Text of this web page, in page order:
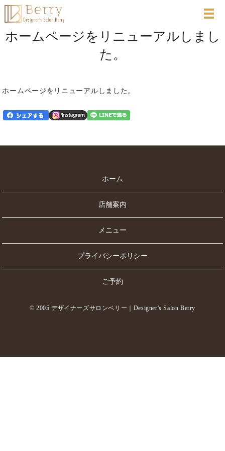
ホームページをリニューアルしまし
た。
ホームページをリニューアルしました。
ホーム
店舗案内
メニュー
プライバシーポリシー
ご予約
© 2005 デザイナーズサロンベリー｜Designer's Salon Berry